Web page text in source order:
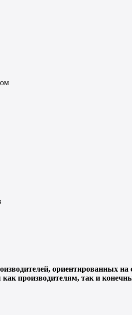
ориентированных
производителям, так и